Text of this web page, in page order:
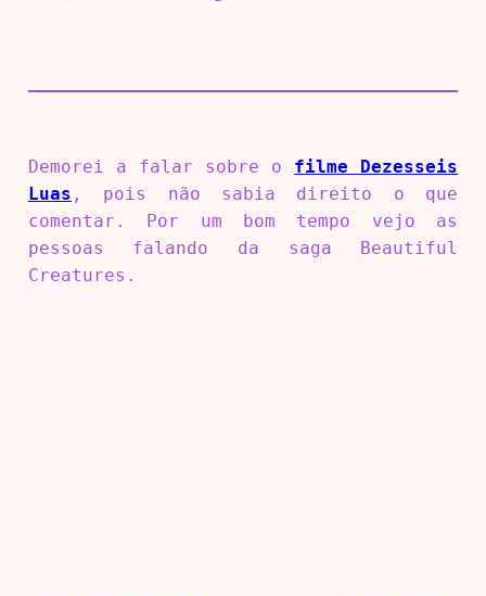
Demorei a falar sobre o
filme Dezesseis
Luas , pois não sabia direito o que
comentar. Por um bom tempo vejo as
pessoas falando da saga Beautiful
Creatures.